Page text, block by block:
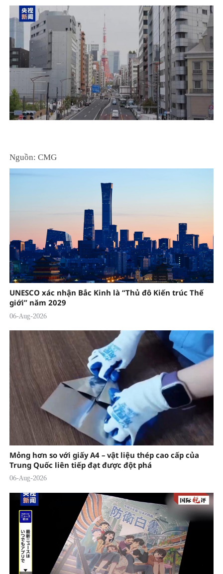
Nguồn: CMG
UNESCO xác nhận Bắc Kinh là “Thủ đô Kiến trúc Thế
giới” năm 2029
06-Aug-2026
Mỏng hơn so với giấy A4 – vật liệu thép cao cấp của
Trung Quốc liên tiếp đạt được đột phá
06-Aug-2026